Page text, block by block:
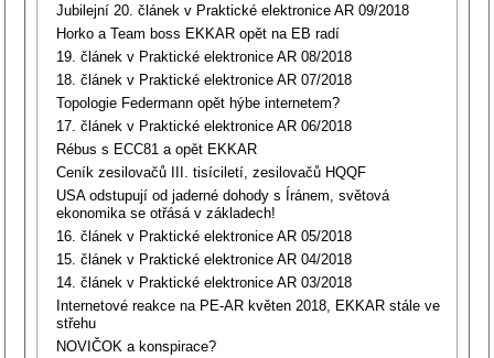
Jubilejní 20. článek v Praktické elektronice AR 09/2018
Horko a Team boss EKKAR opět na EB radí
19. článek v Praktické elektronice AR 08/2018
18. článek v Praktické elektronice AR 07/2018
Topologie Federmann opět hýbe internetem?
17. článek v Praktické elektronice AR 06/2018
Rébus s ECC81 a opět EKKAR
Ceník zesilovačů III. tisíciletí, zesilovačů HQQF
USA odstupují od jaderné dohody s Íránem, světová
ekonomika se otřásá v základech!
16. článek v Praktické elektronice AR 05/2018
15. článek v Praktické elektronice AR 04/2018
14. článek v Praktické elektronice AR 03/2018
Internetové reakce na PE-AR květen 2018, EKKAR stále ve
střehu
NOVIČOK a konspirace?